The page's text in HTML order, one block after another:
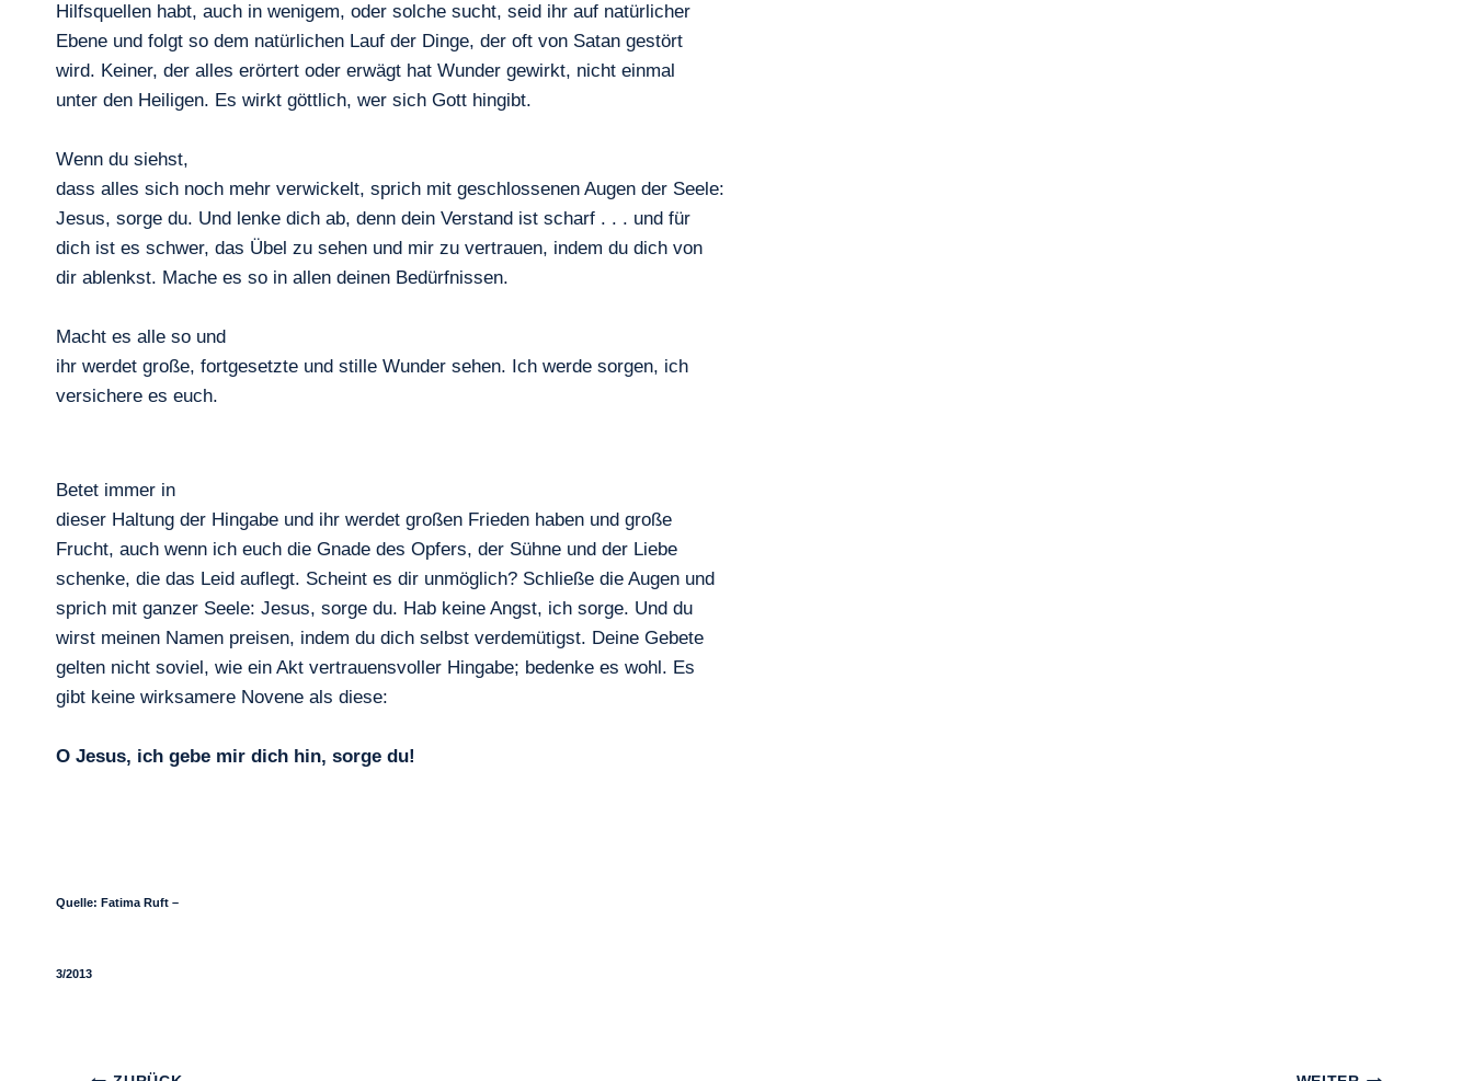
Hilfsquellen habt, auch in wenigem, oder solche sucht, seid ihr auf natürlicher
Ebene und folgt so dem natürlichen Lauf der Dinge, der oft von Satan gestört
wird. Keiner, der alles erörtert oder erwägt hat Wunder gewirkt, nicht einmal
unter den Heiligen. Es wirkt göttlich, wer sich Gott hingibt.
Wenn du siehst,
dass alles sich noch mehr verwickelt, sprich mit geschlossenen Augen der Seele:
Jesus, sorge du. Und lenke dich ab, denn dein Verstand ist scharf . . . und für
dich ist es schwer, das Übel zu sehen und mir zu vertrauen, indem du dich von
dir ablenkst. Mache es so in allen deinen Bedürfnissen.
Macht es alle so und
ihr werdet große, fortgesetzte und stille Wunder sehen. Ich werde sorgen, ich
versichere es euch.
Betet immer in
dieser Haltung der Hingabe und ihr werdet großen Frieden haben und große
Frucht, auch wenn ich euch die Gnade des Opfers, der Sühne und der Liebe
schenke, die das Leid auflegt. Scheint es dir unmöglich? Schließe die Augen und
sprich mit ganzer Seele: Jesus, sorge du. Hab keine Angst, ich sorge. Und du
wirst meinen Namen preisen, indem du dich selbst verdemütigst. Deine Gebete
gelten nicht soviel, wie ein Akt vertrauensvoller Hingabe; bedenke es wohl. Es
gibt keine wirksamere Novene als diese:
O Jesus, ich gebe mir dich hin, sorge du!
Quelle: Fatima Ruft –
3/2013